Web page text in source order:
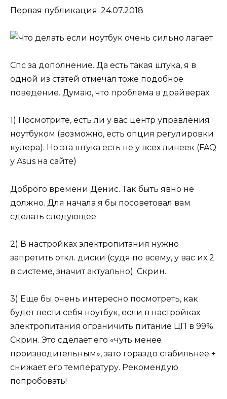
Первая публикация: 24.07.2018
Спс за дополнение. Да есть такая штука, я в
одной из статей отмечал тоже подобное
поведение. Думаю, что проблема в драйверах.
1) Посмотрите, есть ли у вас центр управления
ноутбуком (возможно, есть опция регулировки
кулера). Но эта штука есть не у всех линеек (FAQ
у Asus на сайте)
Доброго времени Денис. Так быть явно не
должно. Для начала я бы посоветовал вам
сделать следующее:
2) В настройках электропитания нужно
запретить откл. диски (судя по всему, у вас их 2
в системе, значит актуально). Скрин.
3) Еще бы очень интересно посмотреть, как
будет вести себя ноутбук, если в настройках
электропитания ограничить питание ЦП в 99%.
Скрин. Это сделает его «чуть менее
производительным», зато гораздо стабильнее +
снижает его температуру. Рекомендую
попробовать!